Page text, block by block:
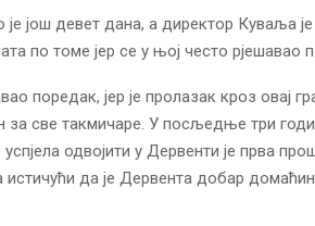
још девет дана, а директор Куваља је
по томе јер се у њој често рјешавао
поредак, јер је пролазак кроз овај
за све такмичаре. У посљедње три
одвојити у Дервенти је прва
да је Дервента добар